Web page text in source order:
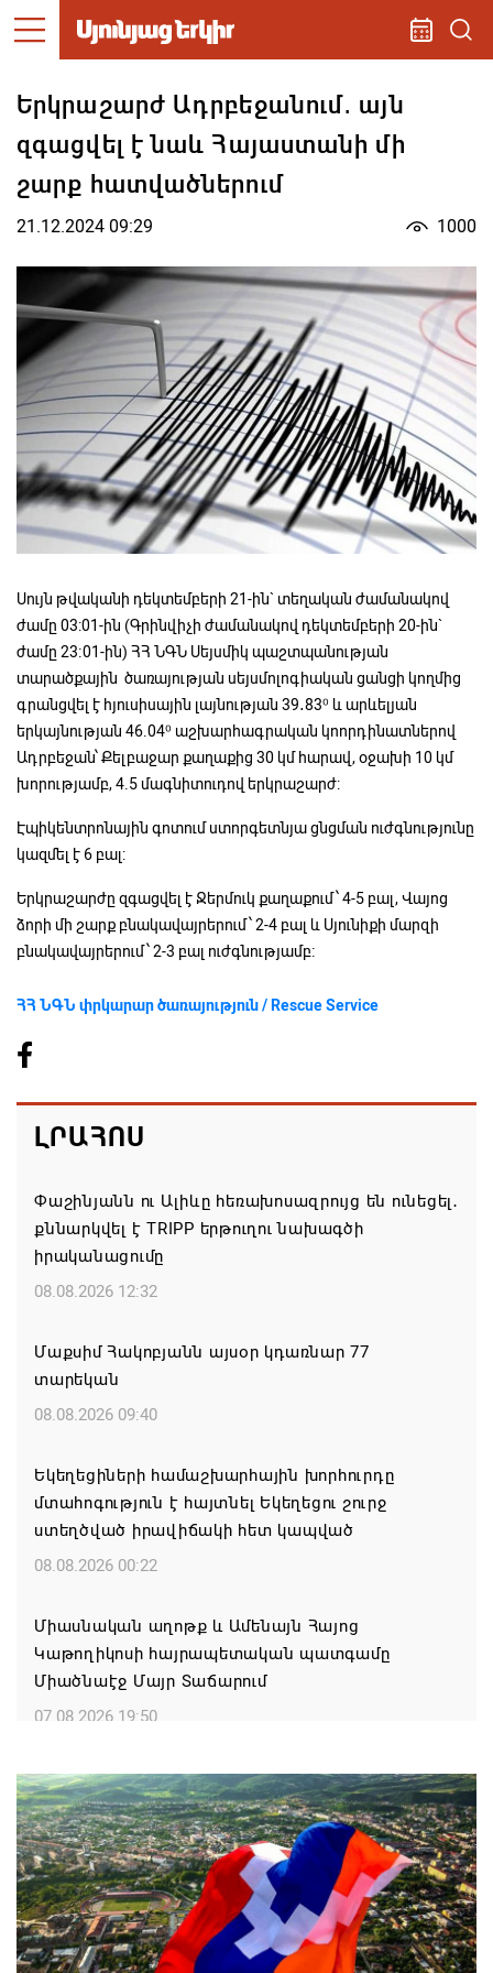
Երկրաշարժ Ադրբեջանում․ այն
զգացվել է նաև Հայաստանի մի
շարք հատվածներում
21.12.2024 09:29 1000
Սույն թվականի դեկտեմբերի 21-ին` տեղական ժամանակով
ժամը 03:01-ին (Գրինվիչի ժամանակով դեկտեմբերի 20-ին`
ժամը 23։01-ին) ՀՀ ՆԳՆ Սեյսմիկ պաշտպանության
տարածքային ծառայության սեյսմոլոգիական ցանցի կողմից
գրանցվել է հյուսիսային լայնության 39․83⁰ և արևելյան
երկայնության 46.04⁰ աշխարհագրական կոորդինատներով
Ադրբեջան՝ Քելբաջար քաղաքից 30 կմ հարավ, օջախի 10 կմ
խորությամբ, 4.5 մագնիտուդով երկրաշարժ:
Էպիկենտրոնային գոտում ստորգետնյա ցնցման ուժգնությունը
կազմել է 6 բալ:
Երկրաշարժը զգացվել է Ջերմուկ քաղաքում՝ 4-5 բալ, Վայոց
ձորի մի շարք բնակավայրերում՝ 2-4 բալ և Սյունիքի մարզի
բնակավայրերում ՝ 2-3 բալ ուժգնությամբ։
ՀՀ ՆԳՆ փրկարար ծառայություն / Rescue Service
ԼՐԱՀՈՍ
Փաշինյանն ու Ալիևը հեռախոսազրույց են ունեցել․
քննարկվել է TRIPP երթուղու նախագծի
իրականացումը
08.08.2026 12:32
Մաքսիմ Հակոբյանն այսօր կդառնար 77
տարեկան
08.08.2026 09:40
Եկեղեցիների համաշխարհային խորհուրդը
մտահոգություն է հայտնել Եկեղեցու շուրջ
ստեղծված իրավիճակի հետ կապված
08.08.2026 00:22
Միասնական աղոթք և Ամենայն Հայոց
Կաթողիկոսի հայրապետական պատգամը
Միածնաէջ Մայր Տաճարում
07.08.2026 19:50
Ժամանակակից Բելառուսին պակասում է այն
կառավարման համակարգը, որը կար խորհրդային
ժամանակներում, հայտարարել է Ալեքսանդր
Լուկաշենկոն
07.08.2026 17:16
ՀՀ ԱԱԾ սահմանապահ զորքերի